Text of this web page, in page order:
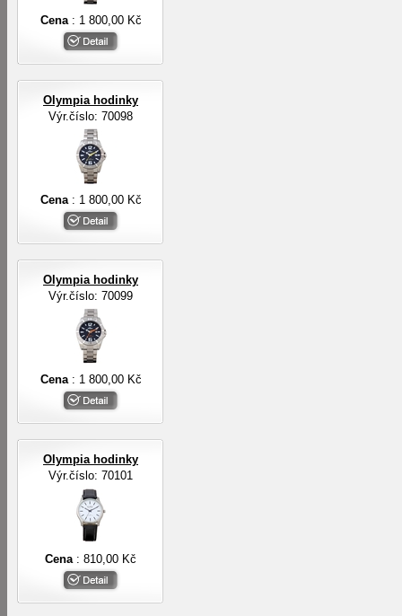
Cena : 1 800,00 Kč
Olympia hodinky
Výr.číslo: 70098
Cena : 1 800,00 Kč
Olympia hodinky
Výr.číslo: 70099
Cena : 1 800,00 Kč
Olympia hodinky
Výr.číslo: 70101
Cena : 810,00 Kč